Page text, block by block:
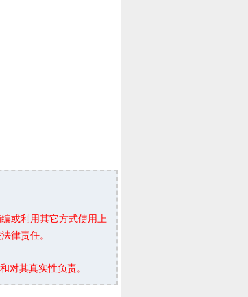
或利用其它方式使用上
律责任。
对其真实性负责。